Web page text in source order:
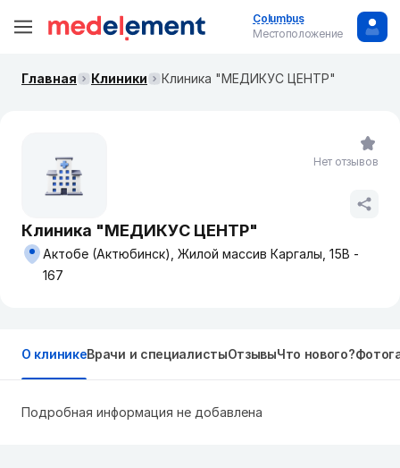
Columbus
Местоположение
Главная Клиники Клиника "МЕДИКУС ЦЕНТР"
Клиника "МЕДИКУС ЦЕНТР"
Актобе (Актюбинск), Жилой массив Каргалы, 15В -
167
Нет отзывов
О клиникеВрачи и специалистыОтзывыЧто нового?
Подробная информация не добавлена